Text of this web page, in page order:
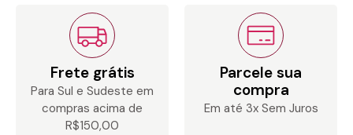
Frete grátis
Para Sul e Sudeste em
compras acima de
R$150,00
Parcele sua
compra
Em até 3x Sem Juros